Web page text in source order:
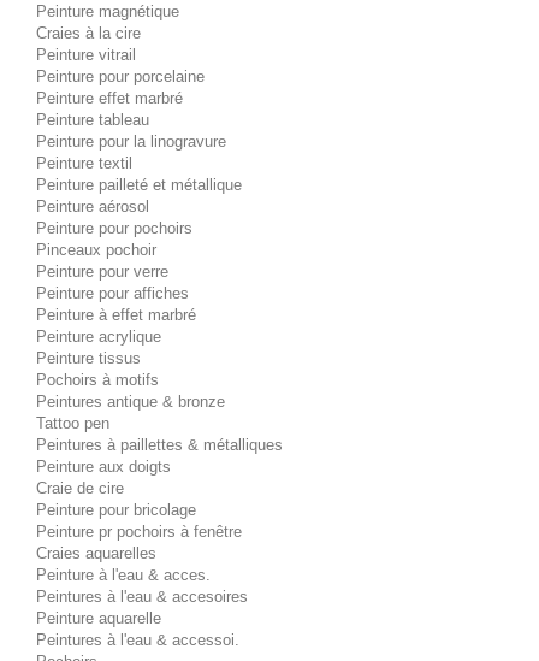
Peinture magnétique
Craies à la cire
Peinture vitrail
Peinture pour porcelaine
Peinture effet marbré
Peinture tableau
Peinture pour la linogravure
Peinture textil
Peinture pailleté et métallique
Peinture aérosol
Peinture pour pochoirs
Pinceaux pochoir
Peinture pour verre
Peinture pour affiches
Peinture à effet marbré
Peinture acrylique
Peinture tissus
Pochoirs à motifs
Peintures antique & bronze
Tattoo pen
Peintures à paillettes & métalliques
Peinture aux doigts
Craie de cire
Peinture pour bricolage
Peinture pr pochoirs à fenêtre
Craies aquarelles
Peinture à l'eau & acces.
Peintures à l'eau & accesoires
Peinture aquarelle
Peintures à l'eau & accessoi.